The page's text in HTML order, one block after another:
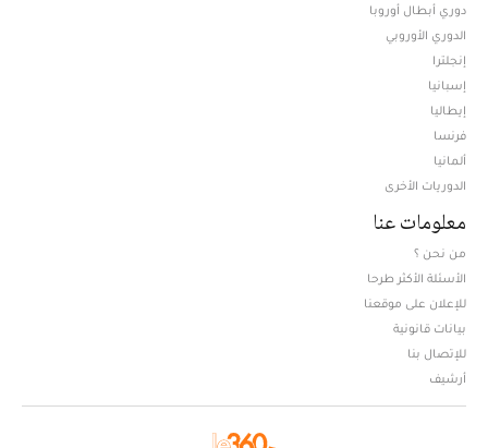
دوري أبطال أوروبا
الدوري الأوروبي
إنجلترا
إسبانيا
إيطاليا
فرنسا
ألمانيا
الدوريات الأخرى
معلومات عنا
من نحن ؟
الأسئلة الأكثر طرحا
للإعلان على موقعنا
بيانات قانونية
للإتصال بنا
أرشيف